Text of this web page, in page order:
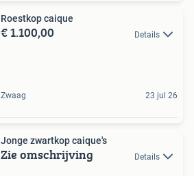
Roestkop caique
€ 1.100,00 Details
Zwaag 23 jul 26
Jonge zwartkop caique's
Zie omschrijving Details